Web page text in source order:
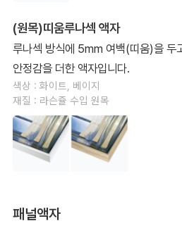
(원목)띠움루나섹 액자
루나섹 방식에 5mm 여백(띠움)을 두
안정감을 더한 액자입니다.
색상 : 화이트, 베이지
재질 : 라슨쥴 수입 원목
패널액자